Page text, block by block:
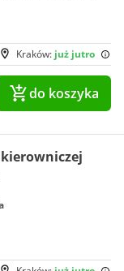
Kraków: już jutro
do koszyka